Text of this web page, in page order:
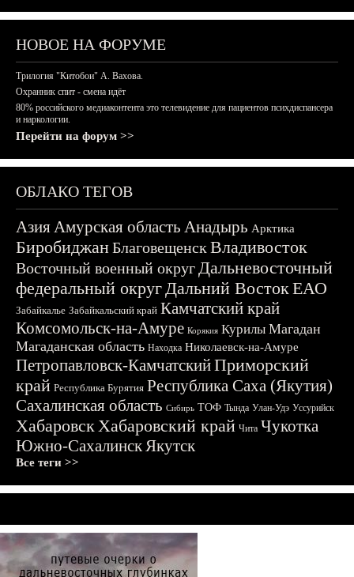
НОВОЕ НА ФОРУМЕ
Трилогия "Китобои" А. Вахова.
Охранник спит - смена идёт
80% российского медиаконтента это телевидение для пациентов психдиспансера
и наркологии.
Перейти на форум >>
ОБЛАКО ТЕГОВ
АзияАмурская область Анадырь Арктика
БиробиджанБлаговещенскВладивосток
Восточный военный округДальневосточный
федеральный округДальний ВостокЕАО
Забайкалье Забайкальский край Камчатский край
Комсомольск-на-Амуре Корякия Курилы Магадан
Магаданская область Находка Николаевск-на-Амуре
Петропавловск-КамчатскийПриморский
край Республика Бурятия Республика Саха (Якутия)
Сахалинская область Сибирь ТОФ Тында Улан-Удэ Уссурийск
ХабаровскХабаровский край Чита Чукотка
Южно-СахалинскЯкутск
Все теги >>